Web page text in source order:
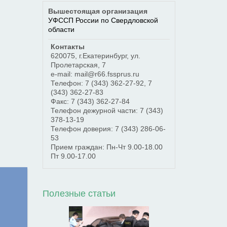
Вышестоящая организация
УФССП России по Свердловской
области
Контакты
620075
г.Екатеринбург, ул.
Пролетарская, 7
e-mail: mail@r66.fssprus.ru
Телефон: 7 (343) 362-27-92 7
(343) 362-27-83
Факс: 7 (343) 362-27-84
Телефон дежурной части: 7 (343)
378-13-19
Телефон доверия: 7 (343) 286-06-
53
Прием граждан: Пн-Чт 9.00-18.00
Пт 9.00-17.00
Полезные статьи